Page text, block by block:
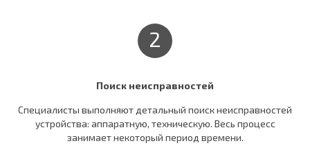
2
Поиск неисправностей
Специалисты выполняют детальный поиск неисправностей
устройства: аппаратную, техническую. Весь процесс
занимает некоторый период времени.